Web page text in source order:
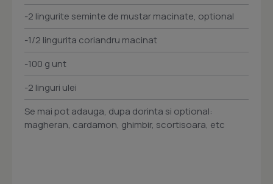
-2 lingurite seminte de mustar macinate, optional
-1/2 lingurita coriandru macinat
-100 g unt
-2 linguri ulei
Se mai pot adauga, dupa dorinta si optional:
magheran, cardamon, ghimbir, scortisoara, etc